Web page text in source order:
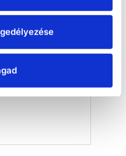
with heating